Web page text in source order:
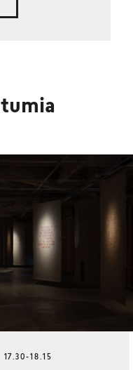
17.30-18.15